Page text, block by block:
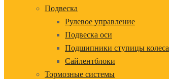
Подвеска
Рулевое управление
Подвеска оси
Подшипники ступицы колеса
Сайлентблоки
Тормозные системы